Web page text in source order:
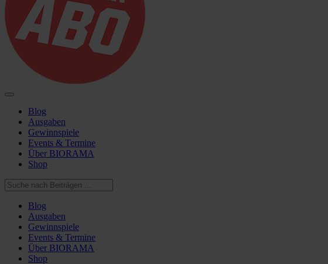
Blog
Ausgaben
Gewinnspiele
Events & Termine
Über BIORAMA
Shop
Blog
Ausgaben
Gewinnspiele
Events & Termine
Über BIORAMA
Shop